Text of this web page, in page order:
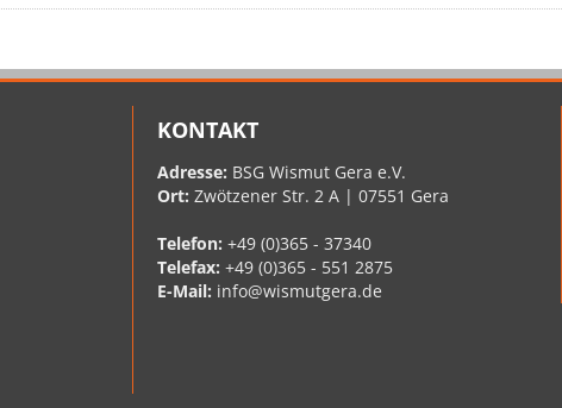
KONTAKT
Adresse: BSG Wismut Gera e.V.
Ort:Zwötzener Str. 2 A | 07551 Gera
Telefon:+49 (0)365 - 37340
Telefax:+49 (0)365 - 551 2875
E-Mail: info@wismutgera.de